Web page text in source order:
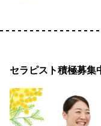
セラピスト積極募集